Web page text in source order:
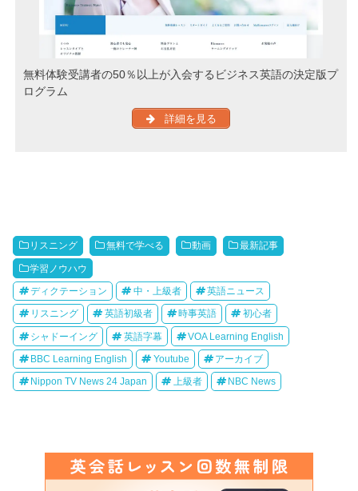
無料体験受講者の50％以上が入会するビジネス英語の決定版プ
ログラム
詳細を見る
リスニング 無料で学べる 動画 最新記事
学習ノウハウ
ディクテーション 中・上級者 英語ニュース
リスニング 英語初級者 時事英語 初心者
シャドーイング 英語字幕 VOA Learning English
BBC Learning English Youtube アーカイブ
Nippon TV News 24 Japan 上級者 NBC News